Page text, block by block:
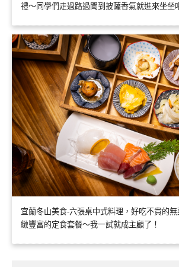
禮～同學們走過路過聞到披薩香氣就進來坐坐
宜蘭冬山美食-六張桌中式料理，好吃不貴的
緻豐富的定食套餐～我一試就成主顧了！